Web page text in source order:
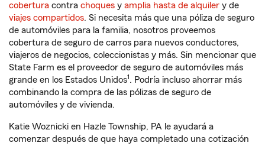
cobertura contra choques y amplia hasta de alquiler y de
viajes compartidos. Si necesita más que una póliza de seguro
de automóviles para la familia, nosotros proveemos
cobertura de seguro de carros para nuevos conductores,
viajeros de negocios, coleccionistas y más. Sin mencionar que
State Farm es el proveedor de seguro de automóviles más
grande en los Estados Unidos1. Podría incluso ahorrar más
combinando la compra de las pólizas de seguro de
automóviles y de vivienda.
Katie Woznicki en Hazle Township, PA le ayudará a
comenzar después de que haya completado una cotización